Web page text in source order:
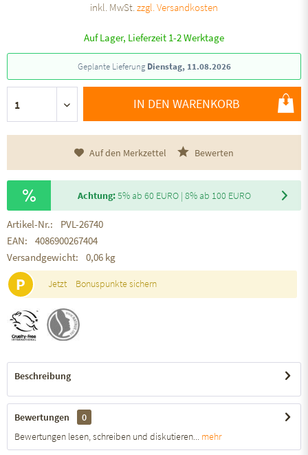
inkl. MwSt.zzgl. Versandkosten
Auf Lager, Lieferzeit 1-2 Werktage
Geplante Lieferung Dienstag, 11.08.2026
IN DEN WARENKORB
Auf den Merkzettel Bewerten
Achtung:5% ab 60 EURO | 8% ab 100 EURO
Artikel-Nr.:
PVL-26740
EAN:
4086900267404
Versandgewicht:
0,06 kg
P Jetzt Bonuspunkte sichern
Beschreibung
Bewertungen
0
Bewertungen lesen, schreiben und diskutieren... mehr